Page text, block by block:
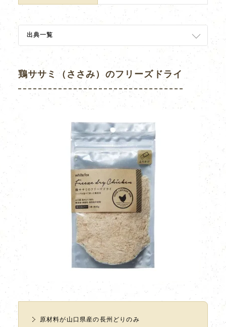
出典一覧
鶏ササミ（ささみ）のフリーズドライ
原材料が山口県産の長州どりのみ